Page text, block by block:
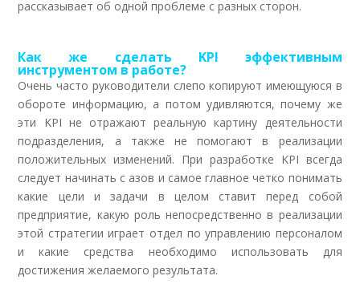
рассказывает об одной проблеме с разных сторон.
Как же сделать KPI эффективным
инструментом в работе?
Очень часто руководители слепо копируют имеющуюся в
обороте информацию, а потом удивляются, почему же
эти KPI не отражают реальную картину деятельности
подразделения, а также не помогают в реализации
положительных изменений. При разработке KPI всегда
следует начинать с азов и самое главное четко понимать
какие цели и задачи в целом ставит перед собой
предприятие, какую роль непосредственно в реализации
этой стратегии играет отдел по управлению персоналом
и какие средства необходимо использовать для
достижения желаемого результата.